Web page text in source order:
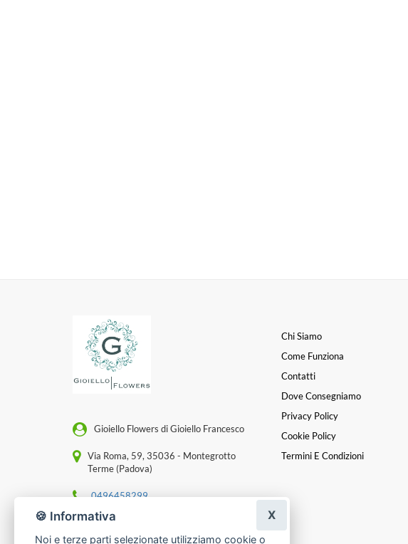
Gioiello Flowers di Gioiello Francesco
Via Roma, 59, 35036 - Montegrotto
Terme (Padova)
0496458299
[email protected]
Chi Siamo
Come Funziona
Contatti
Dove Consegniamo
Privacy Policy
Cookie Policy
Termini E Condizioni
🍪 Informativa
Noi e terze parti selezionate utilizziamo cookie o
X